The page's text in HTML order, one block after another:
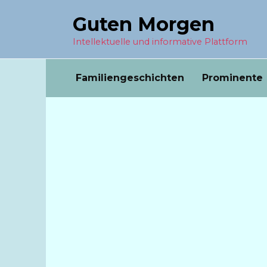
Guten Morgen
Intellektuelle und informative Plattform
Familiengeschichten Prominente